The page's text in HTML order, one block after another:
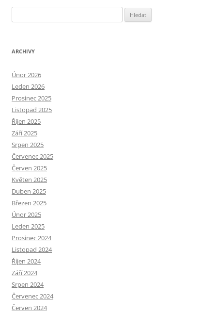
ARCHIVY
Únor 2026
Leden 2026
Prosinec 2025
Listopad 2025
Říjen 2025
Září 2025
Srpen 2025
Červenec 2025
Červen 2025
Květen 2025
Duben 2025
Březen 2025
Únor 2025
Leden 2025
Prosinec 2024
Listopad 2024
Říjen 2024
Září 2024
Srpen 2024
Červenec 2024
Červen 2024